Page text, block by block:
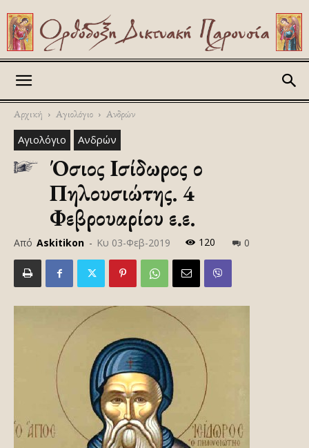
Αρχική Αγιολόγιο Ανδρών
Αγιολόγιο Ανδρών
Όσιος Ισίδωρος ο
Πηλουσιώτης. 4
Φεβρουαρίου ε.ε.
Από Askitikon - Κυ 03-Φεβ-2019 120 0